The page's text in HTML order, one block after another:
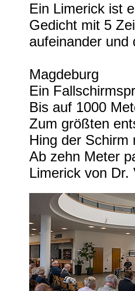
Ein Limerick ist
Gedicht mit 5
aufeinander und
Magdeburg
Ein
Bis auf 1000
Zum größten
Hing der Schirm
Ab zehn Meter
Limerick von Dr.